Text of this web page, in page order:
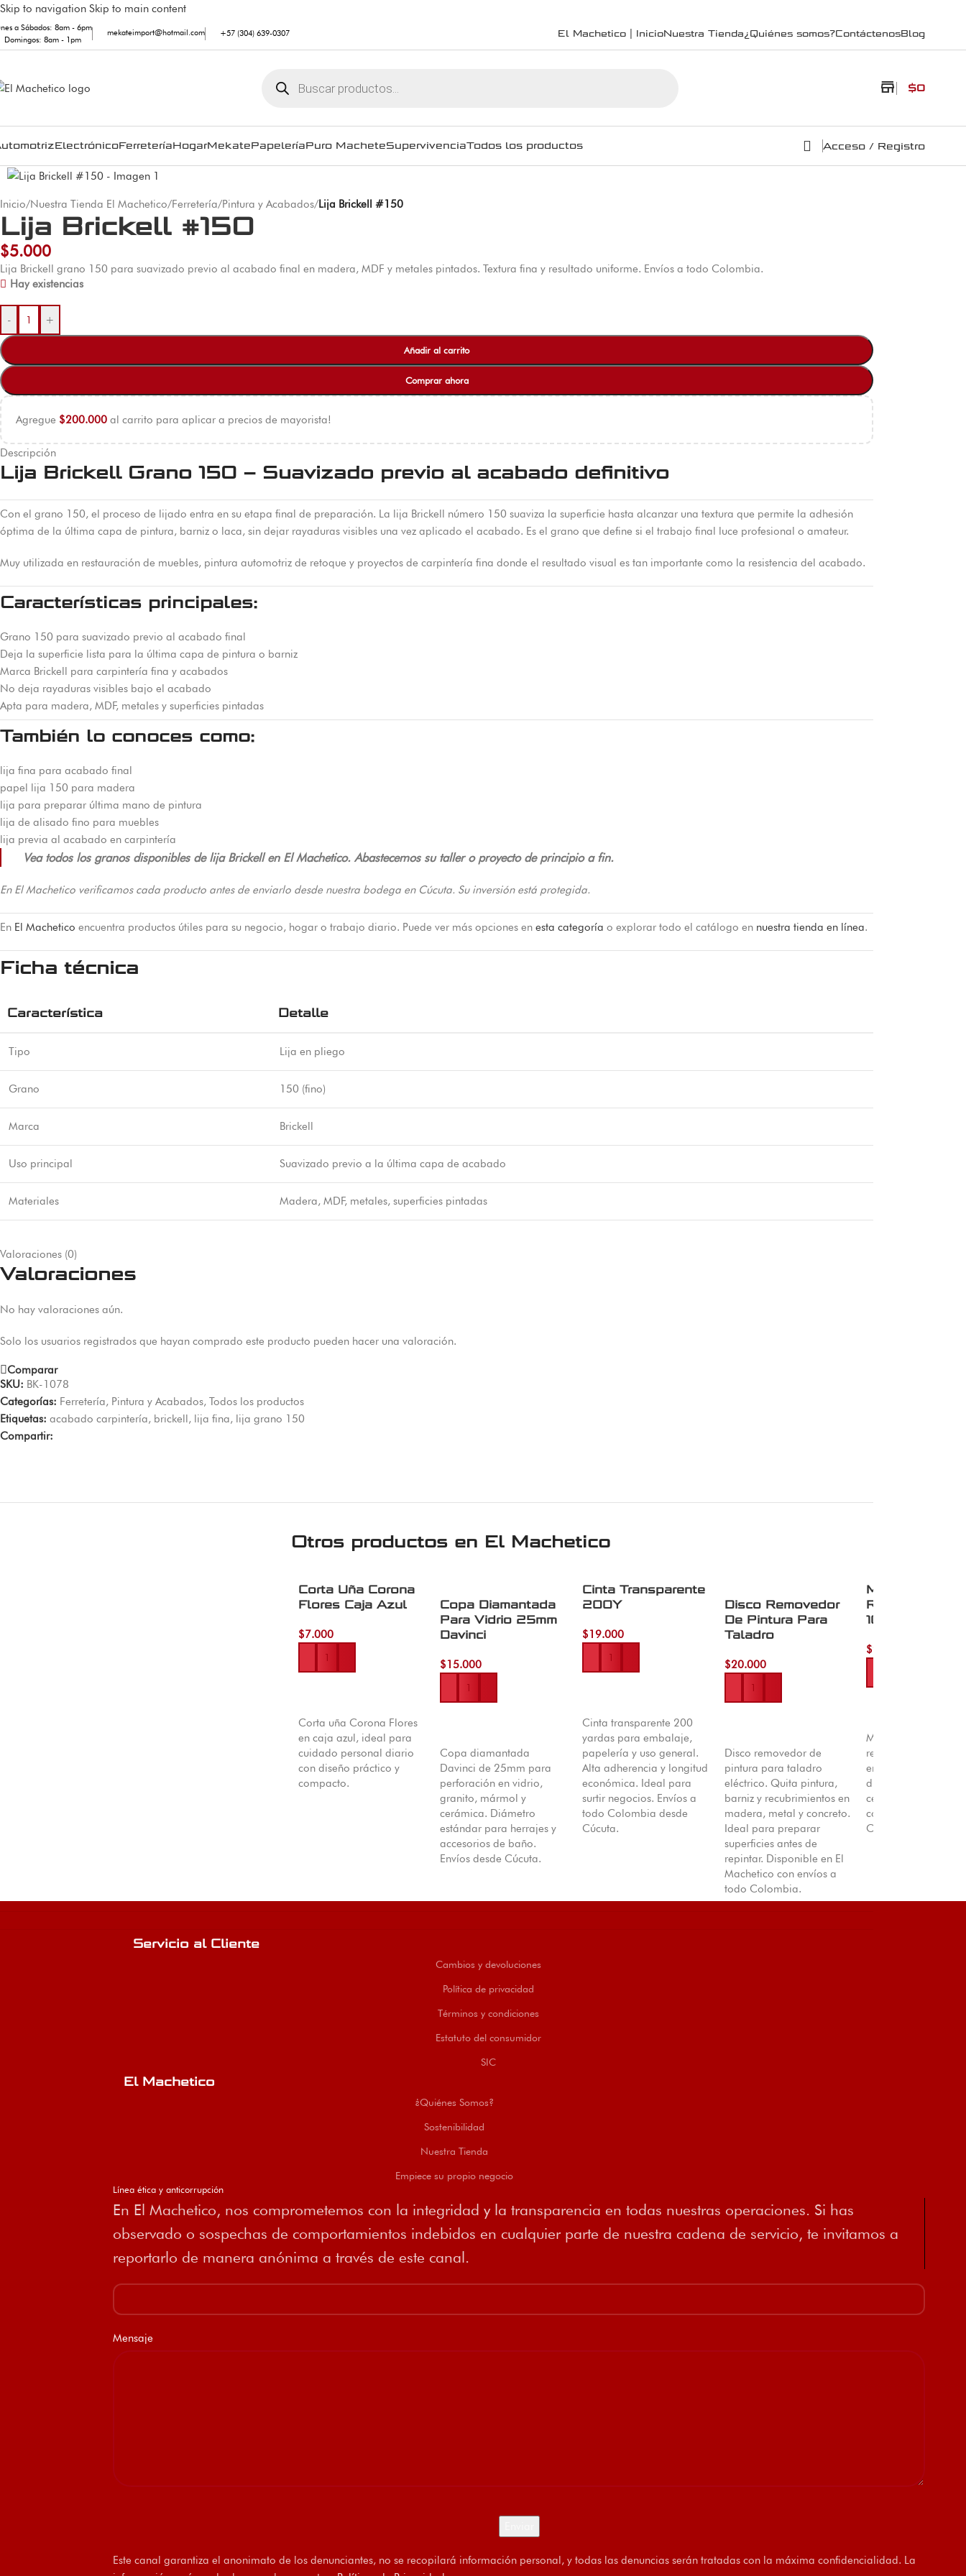
Skip to navigation Skip to main content
a Sábados: 8am - 6pm
Domingos: 8am - 1pm
mekateimport@hotmail.com +57 (304) 639-0307 El Machetico | InicioNuestra Tienda¿Quiénes somos?ContáctenosBlog
store $0
ElectrónicoFerreteríaHogarMekatePapeleríaPuro MacheteSupervivenciaTodos los productos Acceso / Registro
Inicio/Nuestra Tienda El Machetico/Ferretería/Pintura y Acabados/Lija Brickell #150
Lija Brickell #150
$5.000
Lija Brickell grano 150 para suavizado previo al acabado final en madera, MDF y metales pintados. Textura fina y resultado uniforme. Envíos a todo Colombia.
Hay existencias
- +
Añadir al carrito
Comprar ahora
Agregue $200.000 al carrito para aplicar a precios de mayorista!
Descripción
Lija Brickell Grano 150 – Suavizado previo al acabado definitivo
Con el grano 150, el proceso de lijado entra en su etapa final de preparación. La lija Brickell número 150 suaviza la superficie hasta alcanzar una textura que permite la adhesión
óptima de la última capa de pintura, barniz o laca, sin dejar rayaduras visibles una vez aplicado el acabado. Es el grano que define si el trabajo final luce profesional o amateur.
Muy utilizada en restauración de muebles, pintura automotriz de retoque y proyectos de carpintería fina donde el resultado visual es tan importante como la resistencia del acabado.
Características principales:
Grano 150 para suavizado previo al acabado final
Deja la superficie lista para la última capa de pintura o barniz
Marca Brickell para carpintería fina y acabados
No deja rayaduras visibles bajo el acabado
Apta para madera, MDF, metales y superficies pintadas
También lo conoces como:
lija fina para acabado final
papel lija 150 para madera
lija para preparar última mano de pintura
lija de alisado fino para muebles
lija previa al acabado en carpintería
Vea todos los granos disponibles de lija Brickell en El Machetico. Abastecemos su taller o proyecto de principio a fin.
En El Machetico verificamos cada producto antes de enviarlo desde nuestra bodega en Cúcuta. Su inversión está protegida.
En El Machetico encuentra productos útiles para su negocio, hogar o trabajo diario. Puede ver más opciones en esta categoría o explorar todo el catálogo en nuestra tienda en línea.
Ficha técnica
Característica Detalle
Tipo Lija en pliego
Grano 150 (fino)
Marca Brickell
Uso principal Suavizado previo a la última capa de acabado
Materiales Madera, MDF, metales, superficies pintadas
Valoraciones (0)
Valoraciones
No hay valoraciones aún.
Solo los usuarios registrados que hayan comprado este producto pueden hacer una valoración.
Comparar
SKU: BK-1078
Categorías: Ferretería, Pintura y Acabados, Todos los productos
Etiquetas: acabado carpintería, brickell, lija fina, lija grano 150
Compartir:
Otros productos en El Machetico
Corta Uña Corona
Flores Caja Azul
$7.000
Corta uña Corona Flores
en caja azul, ideal para
cuidado personal diario
con diseño práctico y
compacto.
Copa Diamantada
Para Vidrio 25mm
Davinci
$15.000
Copa diamantada
Davinci de 25mm para
perforación en vidrio,
granito, mármol y
cerámica. Diámetro
estándar para herrajes y
accesorios de baño.
Envíos desde Cúcuta.
Cinta Transparente
200Y
$19.000
Cinta transparente 200
yardas para embalaje,
papelería y uso general.
Alta adherencia y longitud
económica. Ideal para
surtir negocios. Envíos a
todo Colombia desde
Cúcuta.
Disco Removedor
De Pintura Para
Taladro
$20.000
Disco removedor de
pintura para taladro
eléctrico. Quita pintura,
barniz y recubrimientos en
madera, metal y concreto.
Ideal para preparar
superficies antes de
repintar. Disponible en El
Machetico con envíos a
todo Colombia.
Molde Llave
Redondo
100Pcs
$96.000
Molde de llave en
redondo lado
en set de 100
duplicado de llaves.
cerrajerias y puntos
copiado. Envios a
Colombia desde
Servicio al Cliente
Cambios y devoluciones
Política de privacidad
Términos y condiciones
Estatuto del consumidor
SIC
El Machetico
¿Quiénes Somos?
Sostenibilidad
Nuestra Tienda
Empiece su propio negocio
Línea ética y anticorrupción
En El Machetico, nos comprometemos con la integridad y la transparencia en todas nuestras operaciones. Si has
observado o sospechas de comportamientos indebidos en cualquier parte de nuestra cadena de servicio, te invitamos a
reportarlo de manera anónima a través de este canal.
Mensaje
Este canal garantiza el anonimato de los denunciantes, no se recopilará información personal, y todas las denuncias serán tratadas con la máxima confidencialidad. La